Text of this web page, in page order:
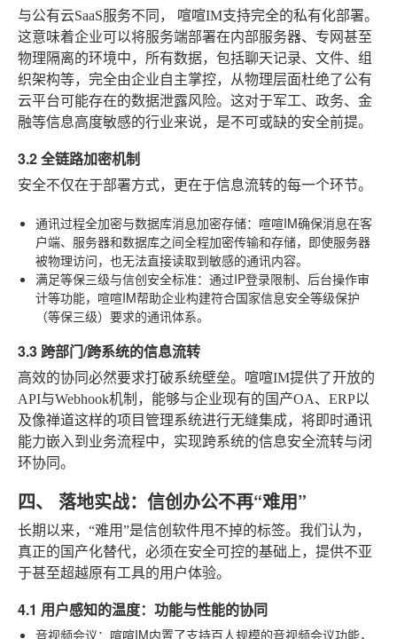
与公有云SaaS服务不同， 喧喧IM支持完全的私有化部署。
这意味着企业可以将服务端部署在内部服务器、专网甚至
物理隔离的环境中，所有数据，包括聊天记录、文件、组
织架构等，完全由企业自主掌控，从物理层面杜绝了公有
云平台可能存在的数据泄露风险。这对于军工、政务、金
融等信息高度敏感的行业来说，是不可或缺的安全前提。
3.2 全链路加密机制
安全不仅在于部署方式，更在于信息流转的每一个环节。
通讯过程全加密与数据库消息加密存储：喧喧IM确保消息在客
户端、服务器和数据库之间全程加密传输和存储，即使服务器
被物理访问，也无法直接读取到敏感的通讯内容。
满足等保三级与信创安全标准：通过IP登录限制、后台操作审
计等功能，喧喧IM帮助企业构建符合国家信息安全等级保护
（等保三级）要求的通讯体系。
3.3 跨部门/跨系统的信息流转
高效的协同必然要求打破系统壁垒。喧喧IM提供了开放的
API与Webhook机制，能够与企业现有的国产OA、ERP以
及像禅道这样的项目管理系统进行无缝集成，将即时通讯
能力嵌入到业务流程中，实现跨系统的信息安全流转与闭
环协同。
四、 落地实战：信创办公不再“难用”
长期以来，“难用”是信创软件甩不掉的标签。我们认为，
真正的国产化替代，必须在安全可控的基础上，提供不亚
于甚至超越原有工具的用户体验。
4.1 用户感知的温度：功能与性能的协同
音视频会议：喧喧IM内置了支持百人规模的音视频会议功能，